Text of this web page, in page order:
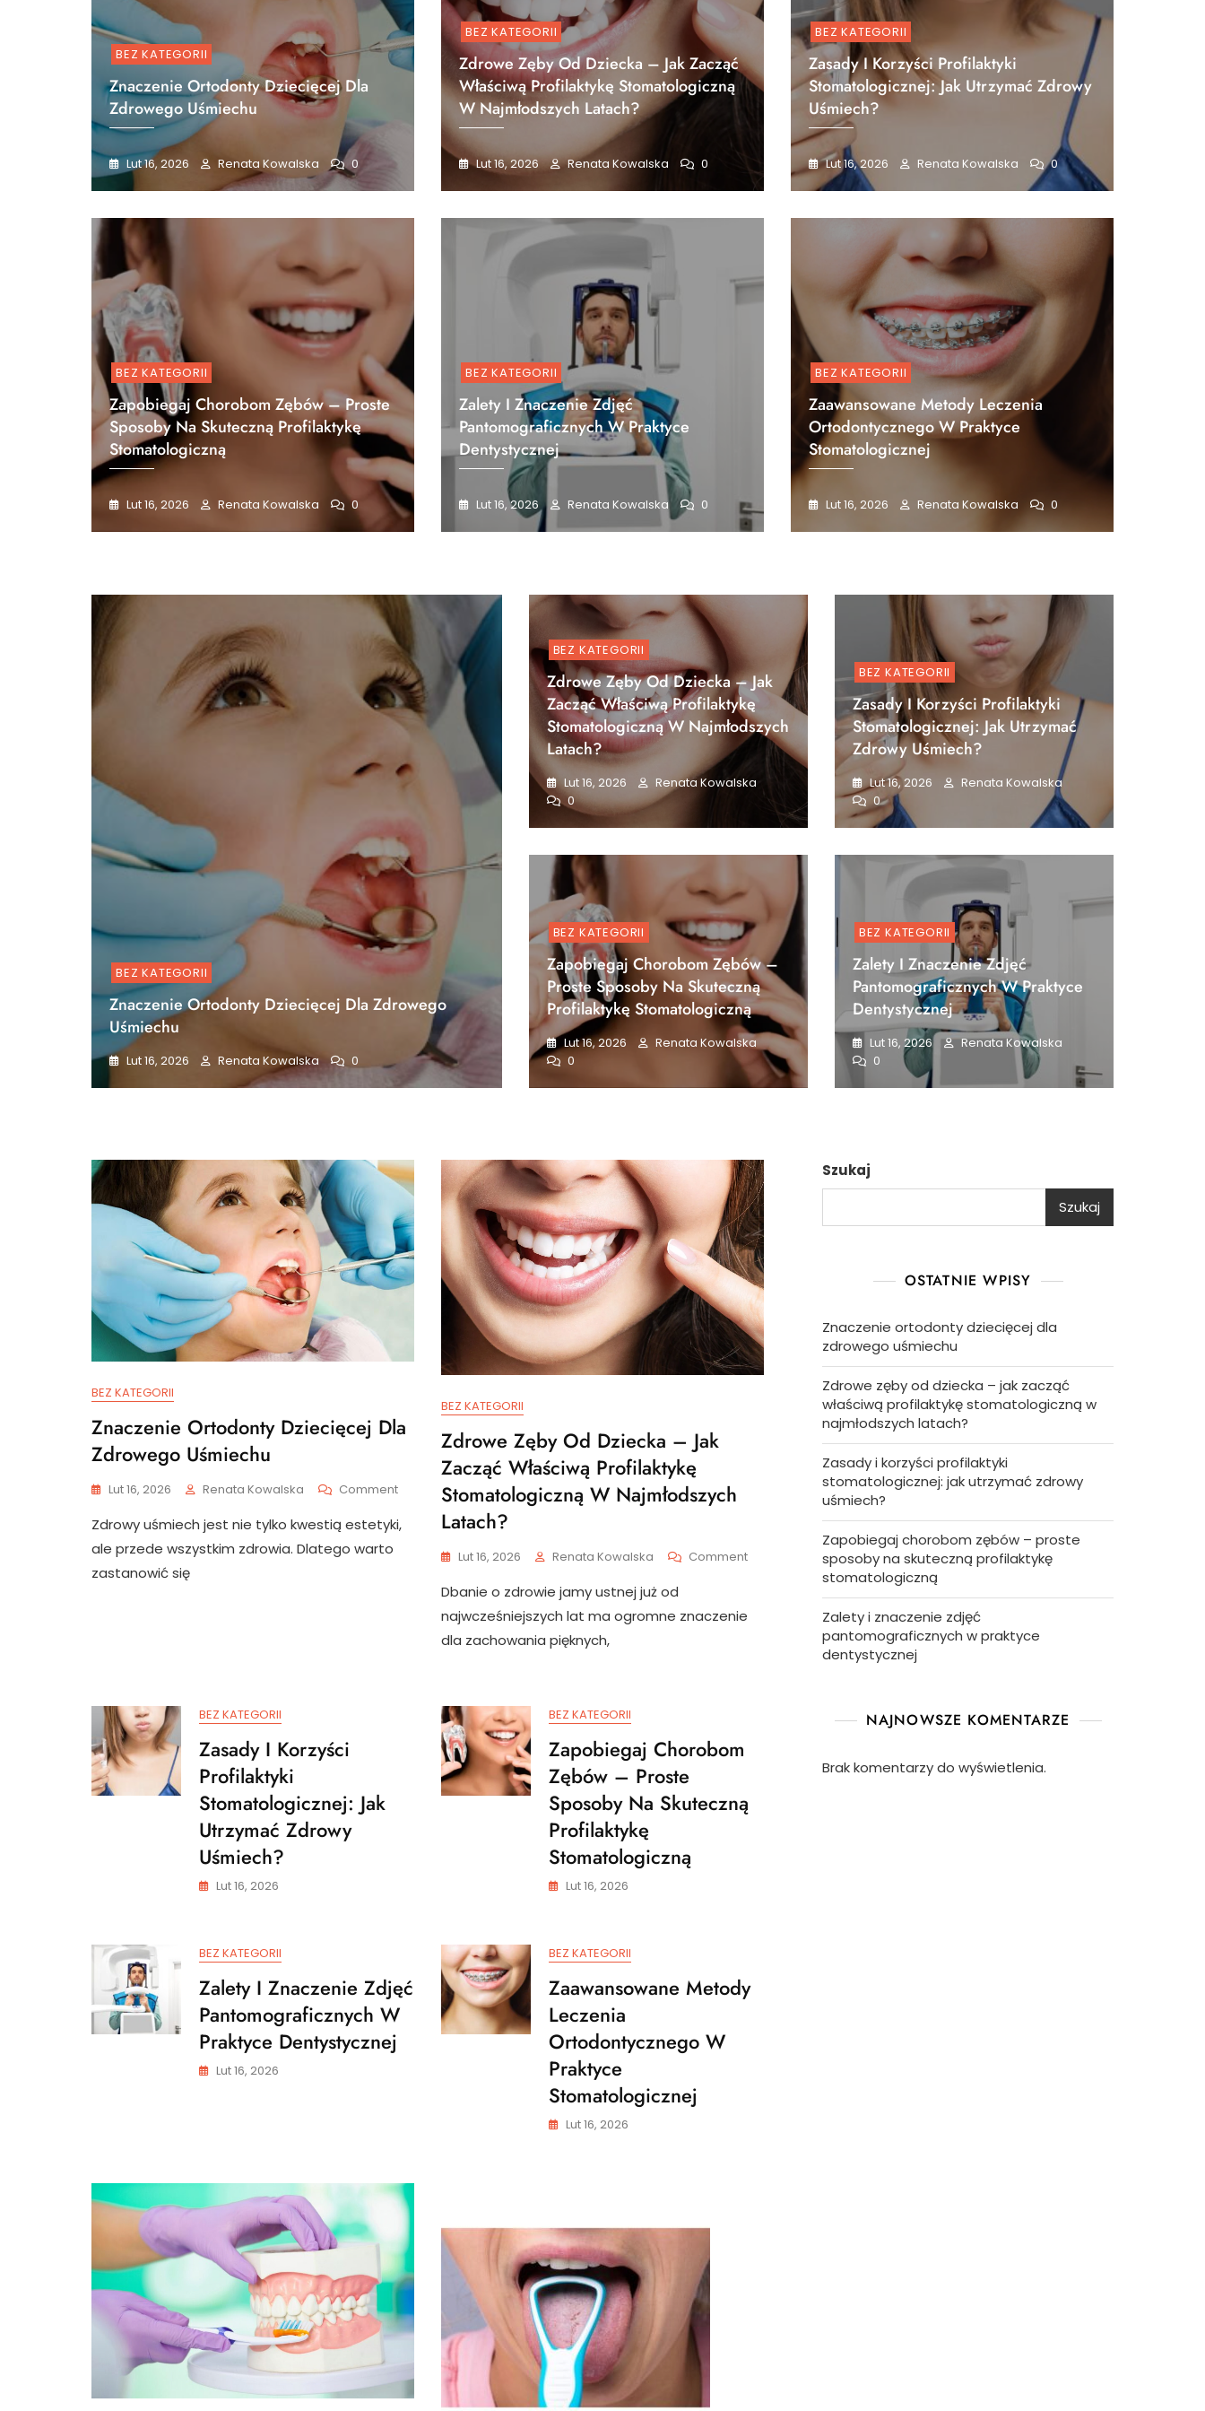
BEZ KATEGORII
Znaczenie Ortodonty Dziecięcej Dla
Zdrowego Uśmiechu
Lut 16, 2026 Renata Kowalska 0
BEZ KATEGORII
Zdrowe Zęby Od Dziecka – Jak Zacząć
Właściwą Profilaktykę Stomatologiczną
W Najmłodszych Latach?
Lut 16, 2026 Renata Kowalska 0
BEZ KATEGORII
Zasady I Korzyści Profilaktyki
Stomatologicznej: Jak Utrzymać Zdrowy
Uśmiech?
Lut 16, 2026 Renata Kowalska 0
BEZ KATEGORII
Zapobiegaj Chorobom Zębów – Proste
Sposoby Na Skuteczną Profilaktykę
Stomatologiczną
Lut 16, 2026 Renata Kowalska 0
BEZ KATEGORII
Zalety I Znaczenie Zdjęć
Pantomograficznych W Praktyce
Dentystycznej
Lut 16, 2026 Renata Kowalska 0
BEZ KATEGORII
Zaawansowane Metody Leczenia
Ortodontycznego W Praktyce
Stomatologicznej
Lut 16, 2026 Renata Kowalska 0
BEZ KATEGORII
Znaczenie Ortodonty Dziecięcej Dla Zdrowego
Uśmiechu
Lut 16, 2026 Renata Kowalska 0
BEZ KATEGORII
Zdrowe Zęby Od Dziecka – Jak
Zacząć Właściwą Profilaktykę
Stomatologiczną W Najmłodszych
Latach?
Lut 16, 2026
Renata Kowalska
0
BEZ KATEGORII
Zasady I Korzyści Profilaktyki
Stomatologicznej: Jak Utrzymać
Zdrowy Uśmiech?
Lut 16, 2026
Renata Kowalska
0
BEZ KATEGORII
Zapobiegaj Chorobom Zębów –
Proste Sposoby Na Skuteczną
Profilaktykę Stomatologiczną
Lut 16, 2026
Renata Kowalska
0
BEZ KATEGORII
Zalety I Znaczenie Zdjęć
Pantomograficznych W Praktyce
Dentystycznej
Lut 16, 2026
Renata Kowalska
0
Blog
BEZ KATEGORII
Znaczenie Ortodonty Dziecięcej Dla
Zdrowego Uśmiechu
Lut 16, 2026 Renata Kowalska CommentOn
Znaczenie
Ortodonty
Uśmiechu
Zdrowy uśmiech jest nie tylko kwestią estetyki,
ale przede wszystkim zdrowia. Dlatego warto
zastanowić się
BEZ KATEGORII
Zdrowe Zęby Od Dziecka – Jak
Zacząć Właściwą Profilaktykę
Stomatologiczną W Najmłodszych
Latach?
Lut 16, 2026 Renata Kowalska CommentOn
Najmłodszych
Dbanie o zdrowie jamy ustnej już od
najwcześniejszych lat ma ogromne znaczenie
dla zachowania pięknych,
BEZ KATEGORII
Zasady I Korzyści
Profilaktyki
Stomatologicznej: Jak
Utrzymać Zdrowy
Uśmiech?
Lut 16, 2026
BEZ KATEGORII
Zapobiegaj Chorobom
Zębów – Proste
Sposoby Na Skuteczną
Profilaktykę
Stomatologiczną
Lut 16, 2026
BEZ KATEGORII
Zalety I Znaczenie Zdjęć
Pantomograficznych W
Praktyce Dentystycznej
Lut 16, 2026
BEZ KATEGORII
Zaawansowane Metody
Leczenia
Ortodontycznego W
Praktyce
Stomatologicznej
Lut 16, 2026
Szukaj
Szukaj
OSTATNIE WPISY
Znaczenie ortodonty dziecięcej dla
zdrowego uśmiechu
Zdrowe zęby od dziecka – jak zacząć
właściwą profilaktykę stomatologiczną w
najmłodszych latach?
Zasady i korzyści profilaktyki
stomatologicznej: jak utrzymać zdrowy
uśmiech?
Zapobiegaj chorobom zębów – proste
sposoby na skuteczną profilaktykę
stomatologiczną
Zalety i znaczenie zdjęć
pantomograficznych w praktyce
dentystycznej
NAJNOWSZE KOMENTARZE
Brak komentarzy do wyświetlenia.